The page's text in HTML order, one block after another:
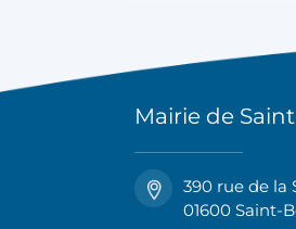
Mairie de
390 rue de la
01600 Saint-